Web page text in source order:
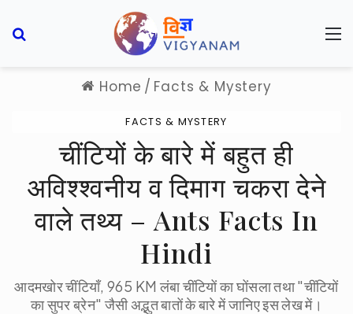
Home / Facts & Mystery
FACTS & MYSTERY
चींटियों के बारे में बहुत ही
अविश्श्वनीय व दिमाग चकरा देने
वाले तथ्य – Ants Facts In
Hindi
आदमखोर चींटियाँ, 965 KM लंबा चींटियों का घोंसला तथा "चींटियों
का सुपर ब्रेन" जैसी अद्भुत बातों के बारे में जानिए इस लेख में।